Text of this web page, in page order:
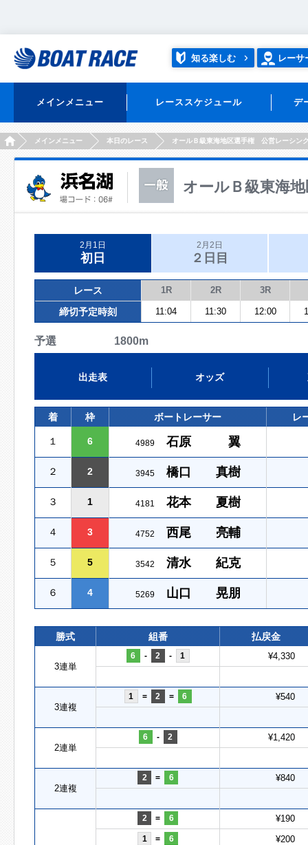
知る楽しむ レーサ
メインメニュー レーススケジュール デ
HOMEメインメニュー 本日のレース オールＢ級東海地区選手権 公営レーシン
オールＢ級東海
2月1日
初日
2月2日
２日目
レース 1R 2R 3R
締切予定時刻 11:04 11:30 12:00
予選 1800m
出走表 オッズ
着 枠 ボートレーサー レ
１ 6 4989 石原 翼
２ 2 3945 橋口 真樹
３ 1 4181 花本 夏樹
４ 3 4752 西尾 亮輔
５ 5 3542 清水 紀克
６ 4 5269 山口 晃朋
勝式 組番 払戻金
3連単
6 - 2 - 1 ¥4,330
3連複
1 = 2 = 6 ¥540
2連単
6 - 2 ¥1,420
2連複
2 = 6 ¥840
2 = 6 ¥190
1 = 6 ¥200